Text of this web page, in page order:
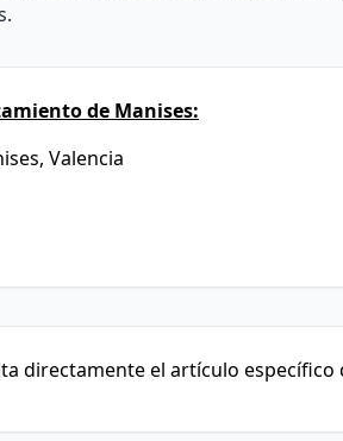
de Manises:
Valencia
directamente el artículo específico